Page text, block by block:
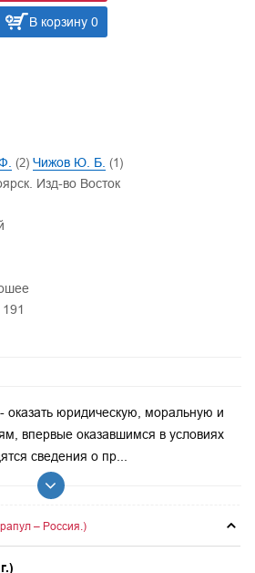
В корзину 0
(2) Чижов Ю. Б. (1)
Изд-во Восток
191
оказать юридическую, моральную и
впервые оказавшимся в условиях
сведения о пр...
– Россия.)